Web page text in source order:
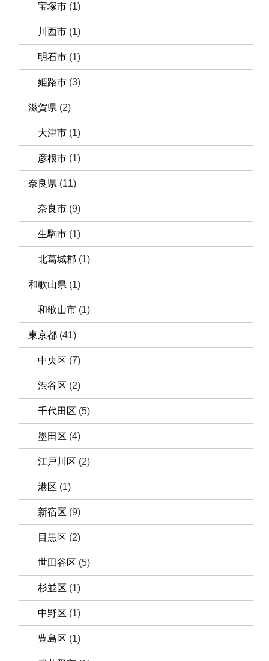
宝塚市 (1)
川西市 (1)
明石市 (1)
姫路市 (3)
滋賀県 (2)
大津市 (1)
彦根市 (1)
奈良県 (11)
奈良市 (9)
生駒市 (1)
北葛城郡 (1)
和歌山県 (1)
和歌山市 (1)
東京都 (41)
中央区 (7)
渋谷区 (2)
千代田区 (5)
墨田区 (4)
江戸川区 (2)
港区 (1)
新宿区 (9)
目黒区 (2)
世田谷区 (5)
杉並区 (1)
中野区 (1)
豊島区 (1)